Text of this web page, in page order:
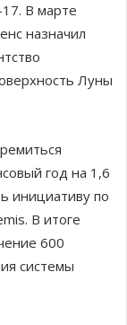
В марте
назначил
Луны
год на 1,6
инициативу по
В итоге
600
системы